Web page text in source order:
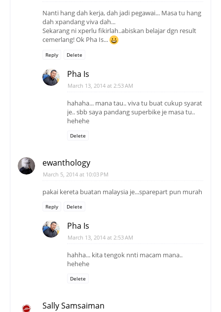
Nanti hang dah kerja, dah jadi pegawai... Masa tu hang
dah xpandang viva dah...
Sekarang ni xperlu fikirlah..abiskan belajar dgn result
cemerlang! Ok Pha Is...
Reply Delete
Pha Is
March 13, 2014 at 2:53 AM
hahaha... mana tau.. viva tu buat cukup syarat
je.. sbb saya pandang superbike je masa tu..
hehehe
Delete
ewanthology
March 5, 2014 at 10:03 PM
pakai kereta buatan malaysia je...sparepart pun murah
Reply Delete
Pha Is
March 13, 2014 at 2:53 AM
hahha... kita tengok nnti macam mana..
hehehe
Delete
Sally Samsaiman